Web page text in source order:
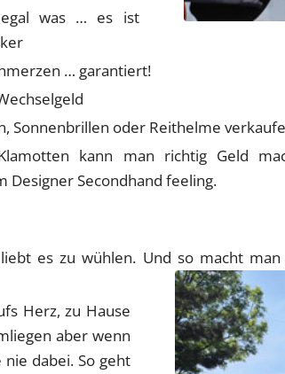
was … es ist
… garantiert!
Sonnenbrillen oder Reithelme
kann man richtig Geld
Designer Secondhand feeling.
es zu wühlen. Und so macht
Herz, zu Hause
aber wenn
dabei. So geht